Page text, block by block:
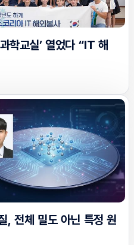
학교실’ 열었다 “IT 해
, 전체 밀도 아닌 특정 원